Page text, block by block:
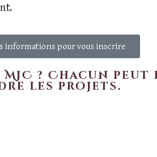
informations pour vous inscrire
? Chacun
les projets.